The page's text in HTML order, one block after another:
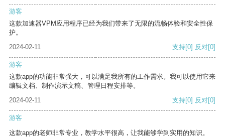
游客
这款加速器VPM应用程序已经为我们带来了无限的流畅体验和安全性保
护。
2024-02-11
支持[0] 反对[0]
游客
这款app的功能非常强大，可以满足我所有的工作需求。我可以使用它来
编辑文档、制作演示文稿、管理日程安排等。
2024-02-11
支持[0] 反对[0]
游客
这款app的老师非常专业，教学水平很高，让我能够学到实用的知识。